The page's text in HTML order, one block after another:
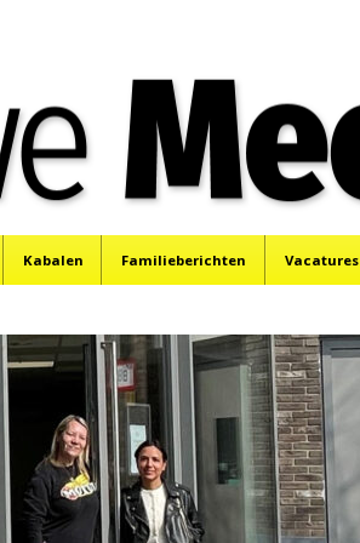
Kabalen Familieberichten Vacatures